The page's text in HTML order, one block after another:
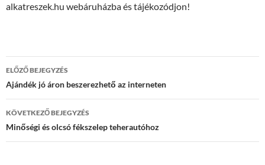
alkatreszek.hu webáruházba és tájékozódjon!
Bejegyzés
navigáció
ELŐZŐ BEJEGYZÉS
Ajándék jó áron beszerezhető az interneten
KÖVETKEZŐ BEJEGYZÉS
Minőségi és olcsó fékszelep teherautóhoz